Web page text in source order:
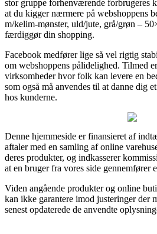
stor gruppe forhenværende forbrugeres
at du kigger nærmere på webshoppens
m/kelim-mønster, uld/jute, grå/grøn –
færdiggør din shopping.
Facebook medfører lige så vel rigtig
om webshoppens pålidelighed. Tilmed
virksomheder hvor folk kan levere en
som også må anvendes til at danne dig
hos kunderne.
Denne hjemmeside er finansieret af
aftaler med en samling af online
deres produkter, og indkasserer
at en bruger fra vores side gennemfører
Viden angående produkter og online
kan ikke garantere imod justeringer der
senest opdaterede de anvendte